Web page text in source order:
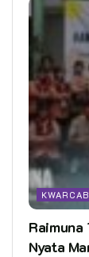
KWARCAB
Nyata